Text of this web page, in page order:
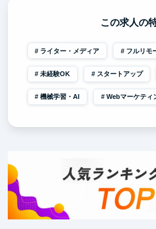
この求人の
ライター・メディア フルリモ
未経験OK スタートアップ
機械学習・AI Webマーケティ